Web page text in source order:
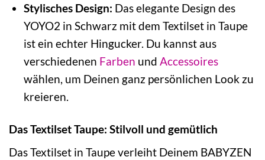
Stylisches Design: Das elegante Design des
YOYO2 in Schwarz mit dem Textilset in Taupe
ist ein echter Hingucker. Du kannst aus
verschiedenen Farben und Accessoires
wählen, um Deinen ganz persönlichen Look zu
kreieren.
Das Textilset Taupe: Stilvoll und gemütlich
Das Textilset in Taupe verleiht Deinem BABYZEN